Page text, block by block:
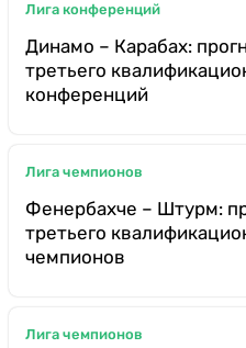
Лига конференций
Динамо – Карабах:
третьего
конференций
Лига чемпионов
Фенербахче – Штурм:
третьего
чемпионов
Лига чемпионов